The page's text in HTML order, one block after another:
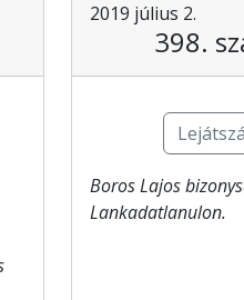
2019 július 2.
398.
Boros Lajos
Lankadatlanulon.